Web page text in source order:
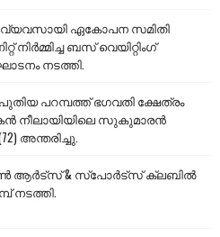
വ്യവസായി ഏകോപന സമിതി
നിർമ്മിച്ച ബസ് വെയിറ്റിംഗ്
നടത്തി.
പറമ്പത്ത് ഭഗവതി ക്ഷേത്രം
നീലായിയിലെ സുകുമാരൻ
അന്തരിച്ചു.
ആർട്സ് & സ്പോർട്സ് ക്ലബിൽ
നടത്തി.